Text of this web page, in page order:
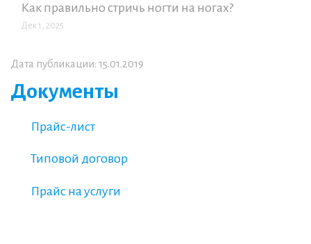
Как правильно стричь ногти на ногах?
Дек 1, 2025
Дата публикации: 15.01.2019
Документы
Прайс-лист
Типовой договор
Прайс на услуги